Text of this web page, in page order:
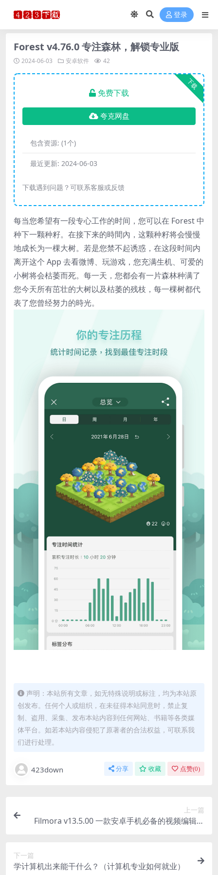
登录
Forest v4.76.0 专注森林，解锁专业版
2024-06-03 安卓软件 42
下载
免费下载
夸克网盘
包含资源: (1个)
最近更新: 2024-06-03
下载遇到问题？可联系客服或反馈
每当您希望有一段专心工作的时间，您可以在 Forest 中
种下一颗种籽。在接下来的時間內，这颗种籽将会慢慢
地成长为一棵大树。若是您禁不起诱惑，在这段时间内
离开这个 App 去看微博、玩游戏，您充满生机、可爱的
小树将会枯萎而死。每一天，您都会有一片森林种满了
您今天所有茁壮的大树以及枯萎的残枝，每一棵树都代
表了您曾经努力的時光。
声明：本站所有文章，如无特殊说明或标注，均为本站原
创发布。任何个人或组织，在未征得本站同意时，禁止复
制、盗用、采集、发布本站内容到任何网站、书籍等各类媒
体平台。如若本站内容侵犯了原著者的合法权益，可联系我
们进行处理。
423down 分享 收藏 点赞(0)
上一篇
Filmora v13.5.00 一款安卓手机必备的视频编辑神
下一篇
学计算机出来能干什么？（计算机专业如何就业）